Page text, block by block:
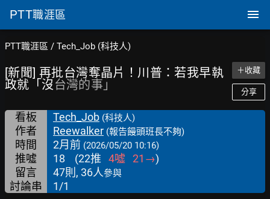
PTT職涯區
PTT職涯區 / Tech_Job (科技人)
[新聞] 再批台灣奪晶片！川普：若我早執
政就「沒 台灣的事」
＋收藏
分享
看板 Tech_Job (科技人)
作者 Reewalker (報告饅頭班長不夠)
時間 2月前 (2026/05/20 10:16)
推噓 18 (22推 4噓 21 →)
留言
47則, 36人參與
討論串 1/1